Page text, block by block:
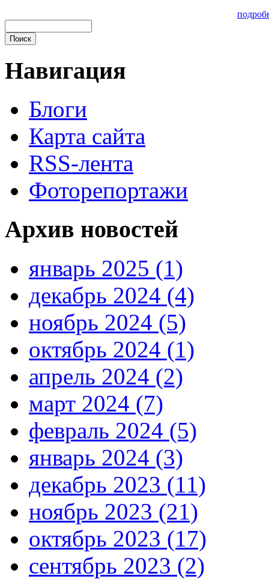
Навигация
Блоги
Карта сайта
RSS-лента
Фоторепортажи
Архив новостей
январь 2025 (1)
декабрь 2024 (4)
ноябрь 2024 (5)
октябрь 2024 (1)
апрель 2024 (2)
март 2024 (7)
февраль 2024 (5)
январь 2024 (3)
декабрь 2023 (11)
ноябрь 2023 (21)
октябрь 2023 (17)
сентябрь 2023 (2)